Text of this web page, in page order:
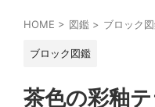
HOME > 図鑑 > ブロック
ブロック図鑑
茶色の彩釉